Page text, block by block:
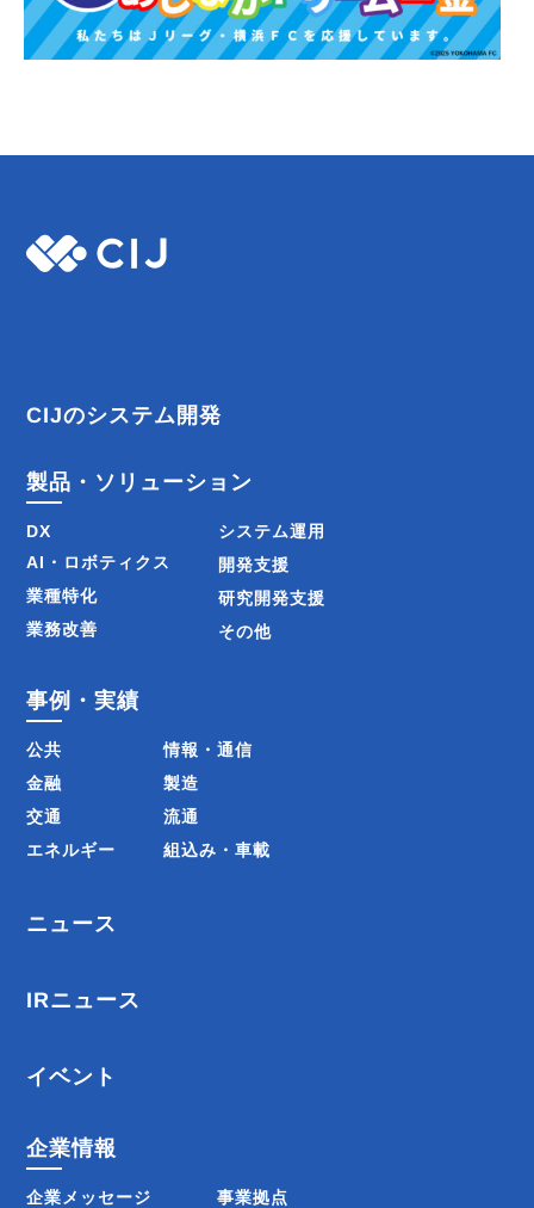
CIJのシステム開発
製品・ソリューション
DX
AI・ロボティクス
業種特化
業務改善
システム運用
開発支援
研究開発支援
その他
事例・実績
公共
金融
交通
エネルギー
情報・通信
製造
流通
組込み・車載
ニュース
IRニュース
イベント
企業情報
企業メッセージ
事業拠点